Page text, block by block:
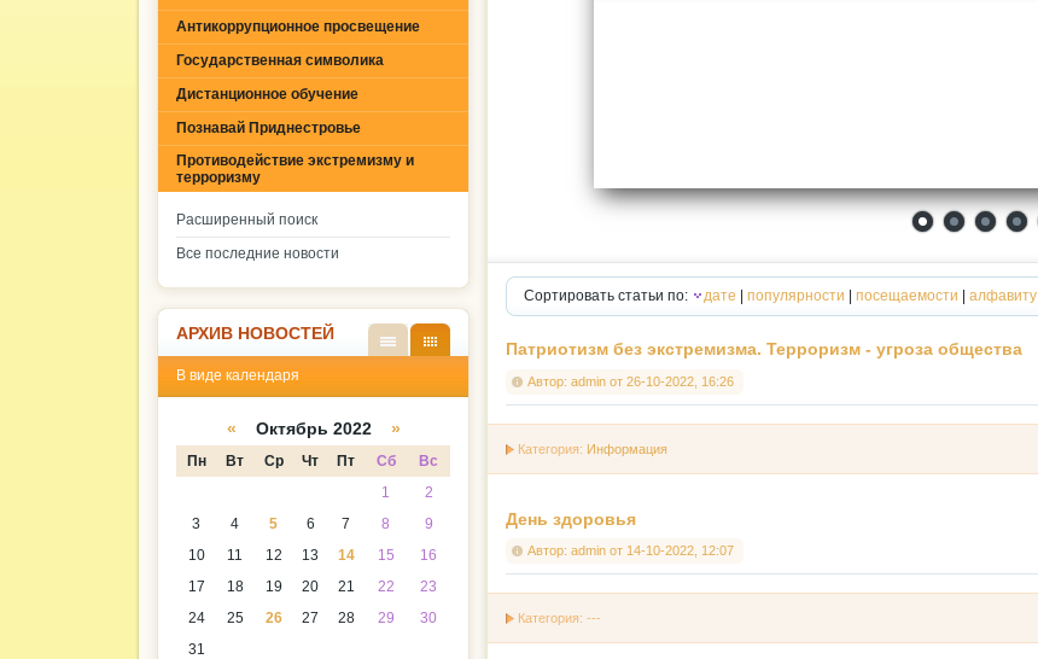
Сортировать статьи по: дате популярности посещаемости алфавиту
Патриотизм без экстремизма. Терроризм - угроза общества
Автор: admin от 26-10-2022, 16:26
Категория: Информация
День здоровья
Автор: admin от 14-10-2022, 12:07
Категория: ---
Антикоррупционное просвещение
Государственная символика
Дистанционное обучение
Познавай Приднестровье
Противодействие экстремизму и
терроризму
Расширенный поиск
Все последние новости
АРХИВ НОВОСТЕЙ
кален
списк
В виде календаря
« Октябрь 2022 »
Пн Вт Ср Чт Пт Сб
Вс
1
2
3
4 5 6 7 8
9
10
11 12 13 14 15
16
17
18 19 20 21 22
23
24
25 26 27 28 29
30
31